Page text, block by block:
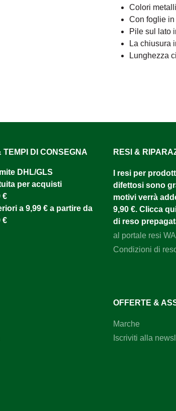
Colori
Con foglie
Pile sul lato
La chiusura
Lunghezza
TEMPI DI CONSEGNA
DHL/GLS
per acquisti
€
a 9,99 € a partire da
€
RESI &
I resi per
difettosi sono
motivi verrà
9,90 €. Clicca
di reso
al portale resi
Condizioni di
OFFERTE &
Marche
Iscriviti alla